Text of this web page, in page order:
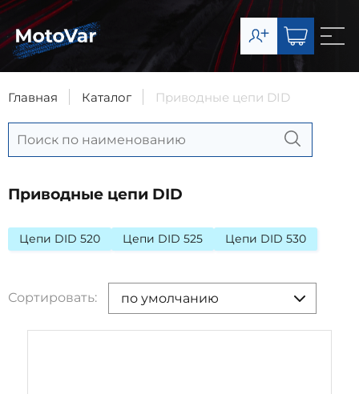
О компании
Каталог
Контакты
Запчасти
8-977-492-65-63
Сервис
Главная Каталог Приводные цепи DID
Приводные цепи DID
Цепи DID 520 Цепи DID 525 Цепи DID 530
Сортировать: по умолчанию